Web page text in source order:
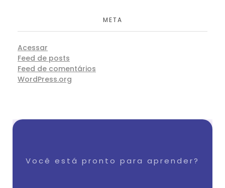
META
Acessar
Feed de posts
Feed de comentários
WordPress.org
Você está pronto para aprender?